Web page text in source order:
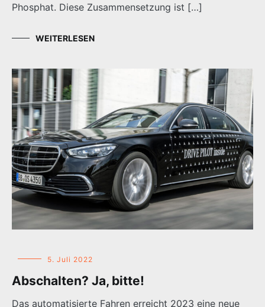
Phosphat. Diese Zusammensetzung ist […]
WEITERLESEN
5. Juli 2022
Abschalten? Ja, bitte!
Das automatisierte Fahren erreicht 2023 eine neue